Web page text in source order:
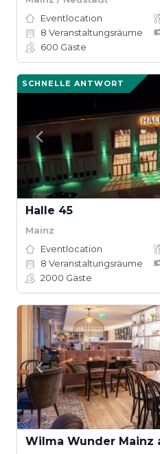
Eventlocation
8 Veranstaltungsräume
600 Gäste
SCHNELLE ANTWORT
Halle 45
Mainz
Eventlocation
8 Veranstaltungsräume
2000 Gäste
Wilma Wunder Mainz